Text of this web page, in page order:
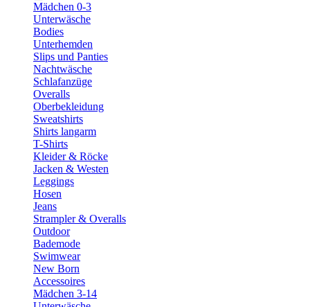
Mädchen 0-3
Unterwäsche
Bodies
Unterhemden
Slips und Panties
Nachtwäsche
Schlafanzüge
Overalls
Oberbekleidung
Sweatshirts
Shirts langarm
T-Shirts
Kleider & Röcke
Jacken & Westen
Leggings
Hosen
Jeans
Strampler & Overalls
Outdoor
Bademode
Swimwear
New Born
Accessoires
Mädchen 3-14